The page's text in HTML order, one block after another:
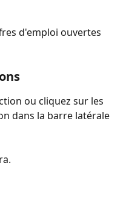
d'emploi ouvertes
ou cliquez sur les
dans la barre latérale